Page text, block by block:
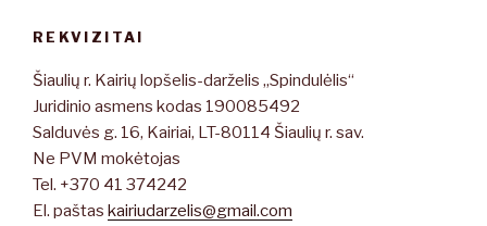
REKVIZITAI
Šiaulių r. Kairių lopšelis-darželis „Spindulėlis“
Juridinio asmens kodas 190085492
Salduvės g. 16, Kairiai, LT-80114 Šiaulių r. sav.
Ne PVM mokėtojas
Tel. +370 41 374242
El. paštas kairiudarzelis@gmail.com